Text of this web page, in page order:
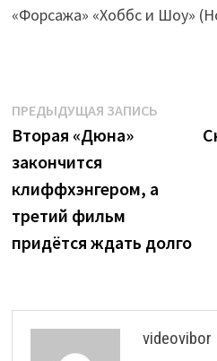
«Форсажа» «Хоббс и Шоу»
Навигация
по
записям
ПРЕДЫДУЩАЯ ЗАПИСЬ
запись:
Вторая «Дюна»
закончится
клиффхэнгером, а
третий фильм
придётся ждать долго
videovibor